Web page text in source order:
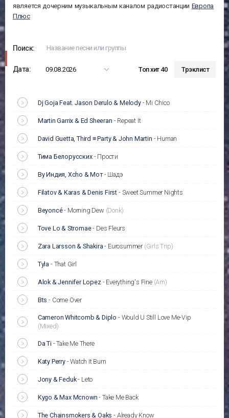
является дочерним музыкальным каналом радиостанции Европа
Плюс
Поиск:
Дата: 09.08.2026 Топ хит 40 Трэклист
Dj Goja Feat. Jason Derulo & Melody- Mi Chico
Martin Garrix & Ed Sheeran - Repeat It
David Guetta, Third ≡ Party & John Martin - Human
Тима Белорусских- Прости
By Индия, Xcho & Мот- Шадэ
Filatov & Karas & Denis First - Sweet Summer Nights
Beyoncé- Morning Dew (Donk)
Tove Lo & Stromae- Des Fleurs
Zara Larsson & Shakira - Eurosummer (Girls Trip)
Tyla - That Girl
Alok & Jennifer Lopez- Everything's Fine (Am)
Bts - Come Over
Cameron Whitcomb & Diplo - Would U Still Love Me-Vip
(Mixed)
Da Ti -Take Me There
Katy Perry-Watch It Burn
Jony & Feduk- Leto
Kygo & Max Mcnown - Take Me Back
The Chainsmokers & Oaks - Already Know